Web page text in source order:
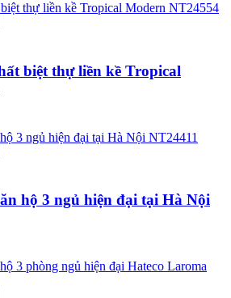
biệt thự liền kề Tropical
hộ 3 ngủ hiện đại tại Hà Nội